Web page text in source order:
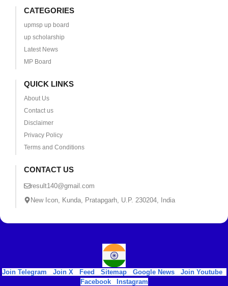
CATEGORIES
upmsp up board
up scholarship
Latest News
MP Board
QUICK LINKS
About Us
Contact us
Disclaimer
Privacy Policy
Terms and Conditions
CONTACT US
result140@gmail.com
New Icon, Kunda, Pratapgarh, U.P. 230204, India
Join Telegram Join X Feed Sitemap| Google News| Join Youtube|
Facebook| Instagram